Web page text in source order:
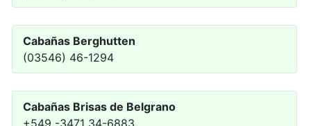
Cabañas Berghutten
(03546) 46-1294
Cabañas Brisas de Belgrano
+549 -3471 34-6883